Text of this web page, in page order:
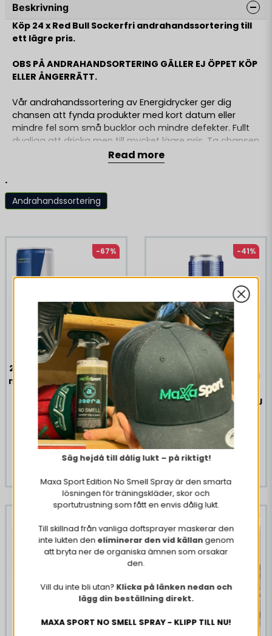
Beskrivning
Köp 24 x Red Bull Sockerfri andrahandssortering till
ett lägre pris.
OBS PÅ ANDRAHANDSORTERING GÄLLER EJ ÖPPET KÖP
ELLER ÅNGERRÄTT.
Vår andrahandssortering av Energidrycker ger dig
chansen att fynda produkter med kort datum eller
mindre fel som små bucklor och mindre defekter. Fullt
dugliga att dricka men till mycket lägre pris. Ta chansen
att fynda samma innehåll och smak men till oslagbart
Andrahandsortering är produkter som fortfarande
håller samma kvalité men har prissänkts pga
Ingredienser Red Bull Sockerfri:
Vatten, syra (citronsyra), kolsyra, taurin (0,4 %),
surhetsreglerande medel (natriumkarbonater,
magnesiumkarbonater), sötningsmedel (acesulfam K,
aspartam), koffein (0,03 %), vitaminer (niacin,
pantotensyra, B6, B12), aromer, förtjockningsmedel
(xantangummi), färgämnen (sockerkulör, riboflaviner).
Innehåller en källa till fenylalanin. Innehåller
sötningsmedel.
Read more
.
Andrahandssortering
24 x Red Bull Original 250
ml Andrahandssortering
EJ ÖPPET KÖP
-67%
€ 40,34 € 13,39
Väliaikaisesti poissa
24 x Powerking Original
250 ml
Andrahandssortering EJ
ÖPPET KÖP
-41%
€ 15,18 € 8,89
Väliaikaisesti poissa
Säg hejdå till dålig lukt – på riktigt!
Maxa Sport Edition No Smell Spray är den smarta
lösningen för träningskläder, skor och
sportutrustning som fått en envis dålig lukt.
Till skillnad från vanliga doftsprayer maskerar den
inte lukten den eliminerar den vid källan genom
att bryta ner de organiska ämnen som orsakar
den.
Vill du inte bli utan? Klicka på länken nedan och
lägg din beställning direkt.
MAXA SPORT NO SMELL SPRAY - KLIPP TILL NU!